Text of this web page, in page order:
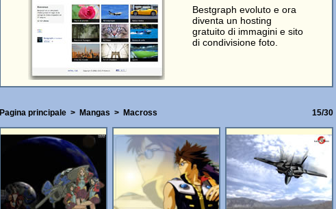
Bestgraph evoluto e ora
diventa un hosting
gratuito di immagini e sito
di condivisione foto.
Pagina principale> Mangas > Macross 15/30